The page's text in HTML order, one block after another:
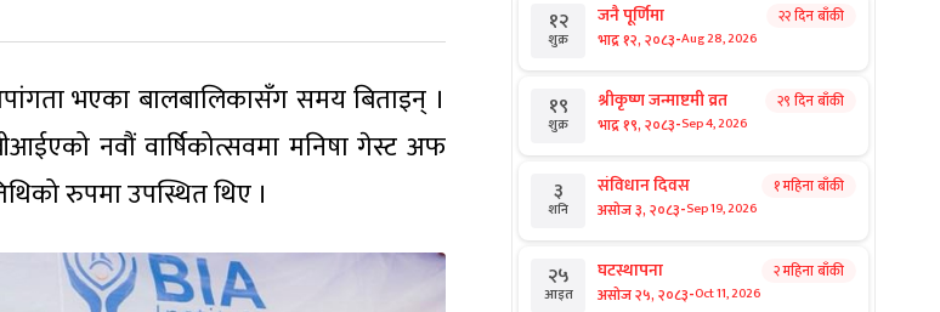
भएका बालबालिकासँग समय बिताइन् ।
नवौं वार्षिकोत्सवमा मनिषा गेस्ट अफ
रुपमा उपस्थित थिए ।
१२
शुक्र
जनै पूर्णिमा
भाद्र १२, २०८३-Aug 28, 2026
२२ दिन बाँकी
१९
शुक्र
श्रीकृष्ण जन्माष्टमी व्रत
भाद्र १९, २०८३-Sep 4, 2026
२९ दिन बाँकी
३
शनि
संविधान दिवस
असोज ३, २०८३-Sep 19, 2026
१ महिना बाँकी
२५
आइत
घटस्थापना
असोज २५, २०८३-Oct 11, 2026
२ महिना बाँकी